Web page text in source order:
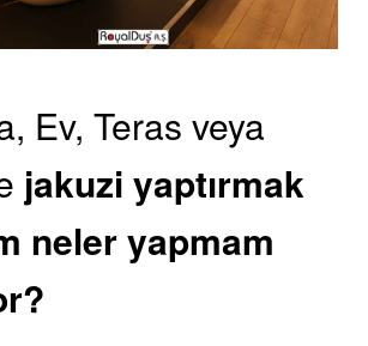
Ev, Teras veya
jakuzi yaptırmak
neler yapmam